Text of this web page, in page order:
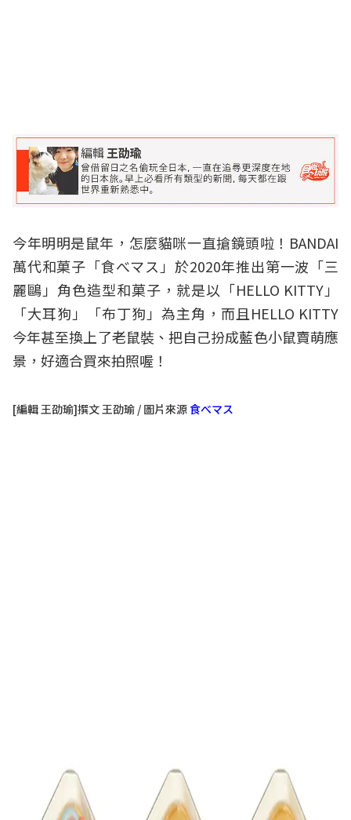
今年明明是鼠年，怎麼貓咪一直搶鏡頭啦！BANDAI
萬代和菓子「食べマス」於2020年推出第一波「三
麗鷗 」角色造型和菓子，就是以「HELLO KITTY」
「大耳狗」「布丁狗」為主角，而且HELLO KITTY
今年甚至換上了老鼠裝、把自己扮成藍色小鼠賣萌應
景，好適合買來拍照喔！
[編輯 王劭瑜]撰文 王劭瑜 / 圖片來源食べマス